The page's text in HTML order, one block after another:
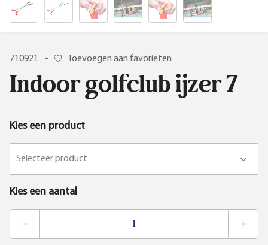
710921 - Toevoegen aan favorieten
Indoor golfclub ijzer 7
Kies een product
Selecteer product
Kies een aantal